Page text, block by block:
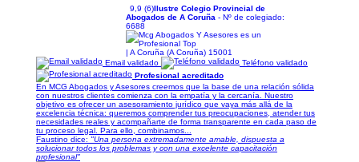
9,9 (6)Ilustre Colegio Provincial de
Abogados de A Coruña - Nº de colegiado:
6688
| A Coruña (A Coruña) 15001
Email validado
Teléfono validado
Profesional acreditado
En MCG Abogados y Asesores creemos que la base de una relación sólida
con nuestros clientes comienza con la empatía y la cercanía. Nuestro
objetivo es ofrecer un asesoramiento jurídico que vaya más allá de la
excelencia técnica: queremos comprender tus preocupaciones, atender tus
necesidades reales y acompañarte de forma transparente en cada paso de
tu proceso legal. Para ello, combinamos...
Faustino dice: "Una persona extremadamente amable, dispuesta a
solucionar todos los problemas y con una excelente capacitación
profesional"